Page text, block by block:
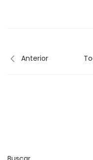
Anterior